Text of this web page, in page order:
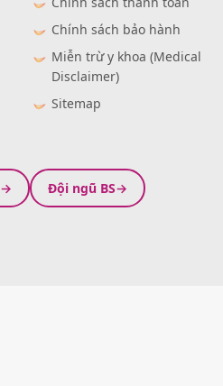
Chính sách bảo hành
Miễn trừ y khoa (Medical
Disclaimer)
Sitemap
Đội ngũ BS